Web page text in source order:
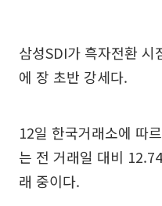
삼성SDI가 흑자전환 시
에 장 초반 강세다.
12일 한국거래소에 따
는 전 거래일 대비
래 중이다.